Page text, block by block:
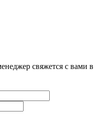
свяжется с вами в